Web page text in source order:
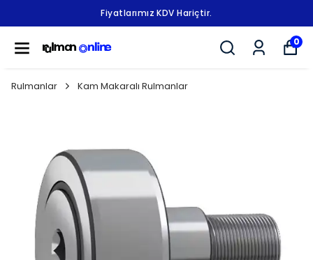
Fiyatlarımız KDV Hariçtir.
0
Rulmanlar Kam Makaralı Rulmanlar